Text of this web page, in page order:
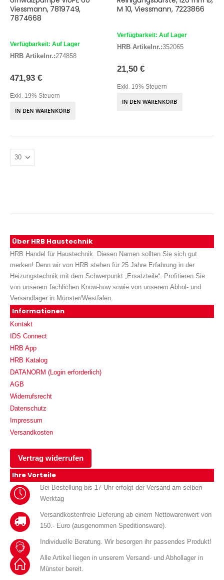
Viessmann, 7819749,
7874668
Verfügbarkeit: Auf Lager
HRB Artikelnr.:274858
471,93 €
Exkl. 19% Steuern
IN DEN WARENKORB
M 10, Viessmann, 7223866
Verfügbarkeit: Auf Lager
HRB Artikelnr.:352065
21,50 €
Exkl. 19% Steuern
IN DEN WARENKORB
Über HRB Haustechnik
HRB Handel für Haustechnik. Diesen Namen sollten Sie sich gut
merken! Denn wir von HRB stehen für 25 Jahre Erfahrung in der
Heizungstechnik mit dem Schwerpunkt „Ersatzteile“. Profitieren Sie
von unserem fachlichen Know-how sowie von unserem Abhol- und
Versandlager in Münster/Westfalen.
Informationen
Kontakt
IDS Connect
HRB App
HRB Katalog
DATANORM (Login erforderlich)
AGB
Widerrufsrecht
Datenschutz
Impressum
Versandkosten
Vertrag widerrufen
Ihre Vorteile
Bei Bestellung bis 17 Uhr erfolgt der Versand am selben
Werktag
Versandkostenfreie Lieferung ab einem Nettowarenwert von
150.- Euro (ausgenommen Speditionsware).
Individuelle Beratung. Wir besorgen ihr passendes Produkt!
Alle Artikel liegen in unserem Versand- und Abhollager in
Münster bereit.